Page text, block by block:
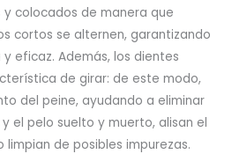
colocados de manera que
cortos se alternen, garantizando
eficaz. Además, los dientes
de girar: de este modo,
del peine, ayudando a eliminar
el pelo suelto y muerto, alisan el
de posibles impurezas.